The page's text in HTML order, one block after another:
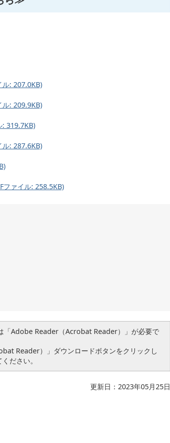
ル: 207.0KB)
ル: 209.9KB)
: 319.7KB)
ル: 287.6KB)
ファイル: 258.5KB)
「Adobe Reader（Acrobat Reader）」が必要で
Reader）」ダウンロードボタンをクリックし
ださい。
更新日：2023年05月25日